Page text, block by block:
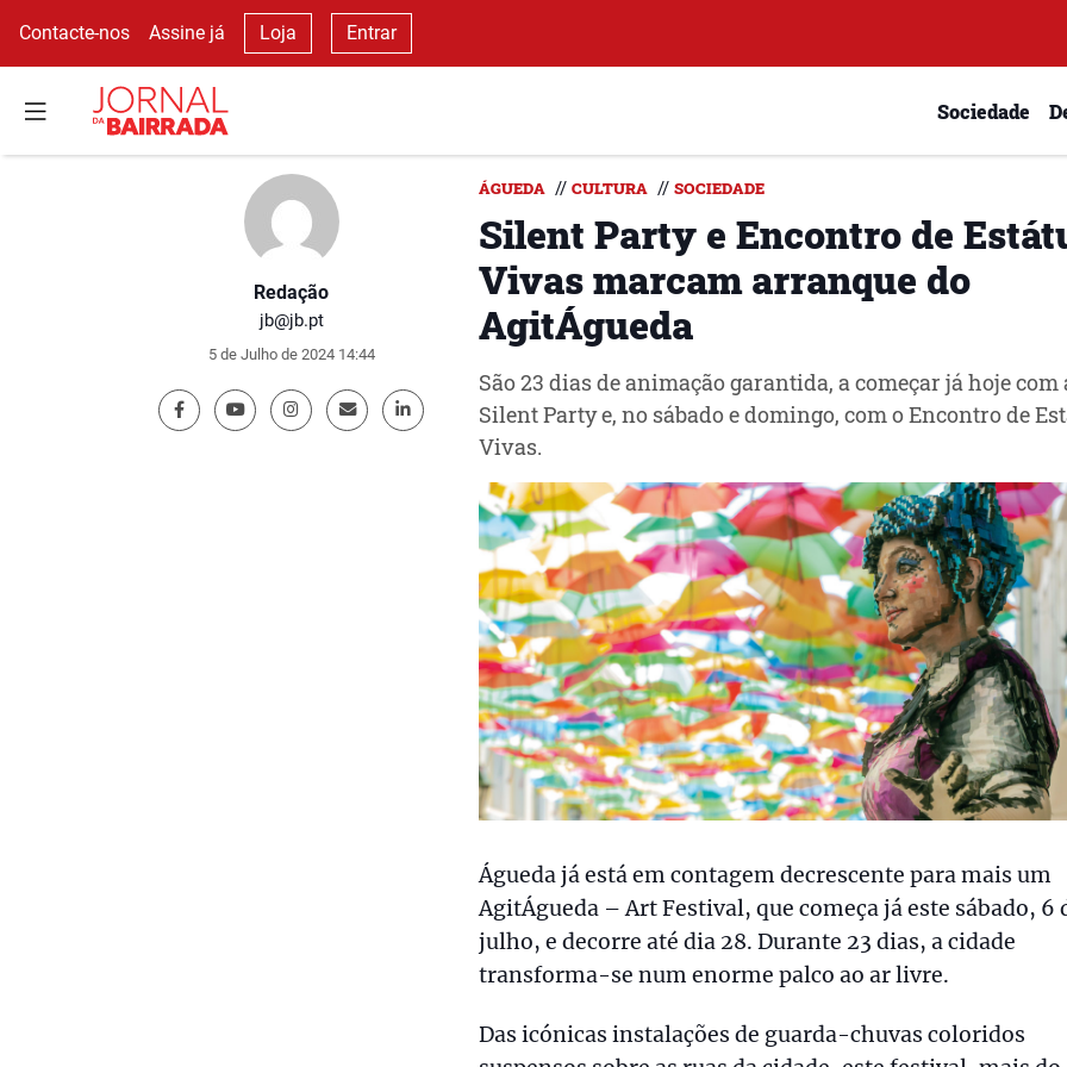
Contacte-nos Assine já Loja Entrar
Sociedade
Redação
jb@jb.pt
5 de Julho de 2024 14:44
ÁGUEDA // CULTURA // SOCIEDADE
Silent Party e Encontro de
Vivas marcam arranque do
AgitÁgueda
São 23 dias de animação garantida, a começar já hoje com
Silent Party e, no sábado e domingo, com o Encontro de
Vivas.
Águeda já está em contagem decrescente para mais um
AgitÁgueda – Art Festival, que começa já este sábado, 6
julho, e decorre até dia 28. Durante 23 dias, a cidade
transforma-se num enorme palco ao ar livre.
Das icónicas instalações de guarda-chuvas coloridos